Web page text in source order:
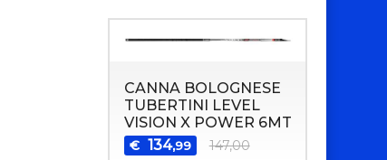
CANNA BOLOGNESE
TUBERTINI LEVEL
VISION X POWER 6MT
€ 134,99 147,00